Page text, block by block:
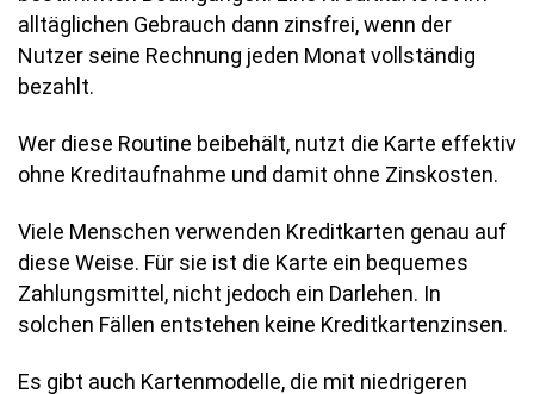
alltäglichen Gebrauch dann zinsfrei, wenn der
Nutzer seine Rechnung jeden Monat vollständig
bezahlt.
Wer diese Routine beibehält, nutzt die Karte effektiv
ohne Kreditaufnahme und damit ohne Zinskosten.
Viele Menschen verwenden Kreditkarten genau auf
diese Weise. Für sie ist die Karte ein bequemes
Zahlungsmittel, nicht jedoch ein Darlehen. In
solchen Fällen entstehen keine Kreditkartenzinsen.
Es gibt auch Kartenmodelle, die mit niedrigeren